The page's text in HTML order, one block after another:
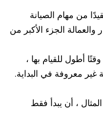
من مهام الصيانة
الجزء الأكبر من
أطول للقيام بها ،
غير معروفة في البداية.
، أن يبدأ فقط